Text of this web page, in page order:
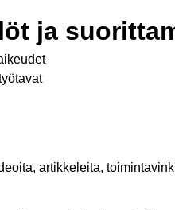
ja
artikkeleita,